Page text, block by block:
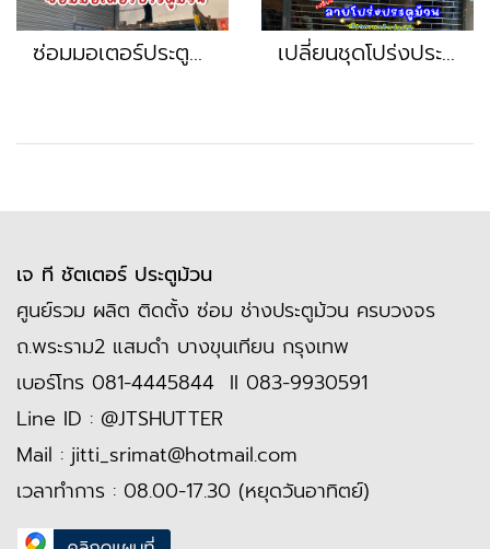
ซ่อมมอเตอร์ประตูม้วน ใช้งานไม่ได้ กดไม่ได้ หน้างาน โพธิแจ้ บางบอน พระราม2 สมุทรสาคร บางน้ำจืด กระทุ่มแบน เปลี่ยนชุดโปร่งประตูม้วน เปลี่ยนเสารางประตูม้วน ซ่อมเพลายกหนัก หน้างาน จรัญสนิทวงศ์ ปิ่นเกล้า พรานนก บรมราชนี
เจ ที ชัตเตอร์ ประตูม้วน
ศูนย์รวม ผลิต ติดตั้ง ซ่อม ช่างประตูม้วน ครบวงจร
ถ.พระราม2 แสมดำ บางขุนเทียน กรุงเทพ
เบอร์โทร 081-4445844 II 083-9930591
Line ID : @JTSHUTTER
Mail : jitti_srimat@hotmail.com
เวลาทำการ : 08.00-17.30 (หยุดวันอาทิตย์)